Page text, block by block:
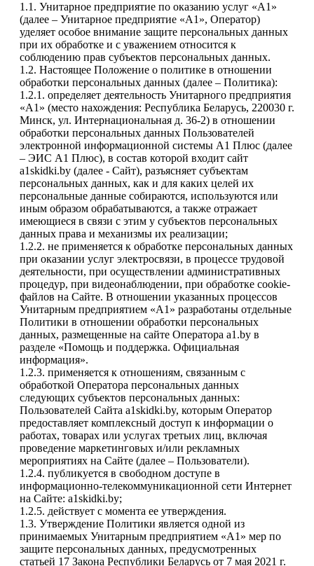
1.1. Унитарное предприятие по оказанию услуг «А1»
(далее – Унитарное предприятие «А1», Оператор)
уделяет особое внимание защите персональных данных
при их обработке и с уважением относится к
соблюдению прав субъектов персональных данных.
1.2. Настоящее Положение о политике в отношении
обработки персональных данных (далее – Политика):
1.2.1. определяет деятельность Унитарного предприятия
«А1» (место нахождения: Республика Беларусь, 220030 г.
Минск, ул. Интернациональная д. 36-2) в отношении
обработки персональных данных Пользователей
электронной информационной системы А1 Плюс (далее
– ЭИС А1 Плюс), в состав которой входит сайт
a1skidki.by (далее - Сайт), разъясняет субъектам
персональных данных, как и для каких целей их
персональные данные собираются, используются или
иным образом обрабатываются, а также отражает
имеющиеся в связи с этим у субъектов персональных
данных права и механизмы их реализации;
1.2.2. не применяется к обработке персональных данных
при оказании услуг электросвязи, в процессе трудовой
деятельности, при осуществлении административных
процедур, при видеонаблюдении, при обработке cookie-
файлов на Сайте. В отношении указанных процессов
Унитарным предприятием «А1» разработаны отдельные
Политики в отношении обработки персональных
данных, размещенные на сайте Оператора a1.by в
разделе «Помощь и поддержка. Официальная
информация».
1.2.3. применяется к отношениям, связанным с
обработкой Оператора персональных данных
следующих субъектов персональных данных:
Пользователей Сайта a1skidki.by, которым Оператор
предоставляет комплексный доступ к информации о
работах, товарах или услугах третьих лиц, включая
проведение маркетинговых и/или рекламных
мероприятиях на Сайте (далее – Пользователи).
1.2.4. публикуется в свободном доступе в
информационно-телекоммуникационной сети Интернет
на Сайте: a1skidki.by;
1.2.5. действует с момента ее утверждения.
1.3. Утверждение Политики является одной из
принимаемых Унитарным предприятием «А1» мер по
защите персональных данных, предусмотренных
статьей 17 Закона Республики Беларусь от 7 мая 2021 г.